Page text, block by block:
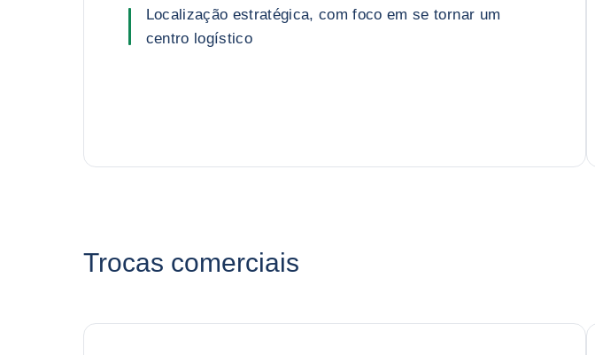
Localização estratégica, com foco em se tornar um
centro logístico
Trocas comerciais